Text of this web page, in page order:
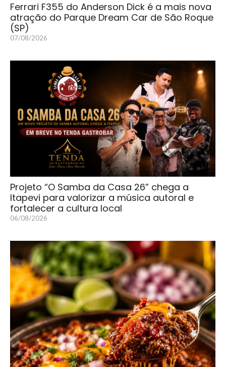
Ferrari F355 do Anderson Dick é a mais nova
atração do Parque Dream Car de São Roque
(SP)
07/08/2026
Projeto “O Samba da Casa 26” chega a
Itapevi para valorizar a música autoral e
fortalecer a cultura local
06/08/2026